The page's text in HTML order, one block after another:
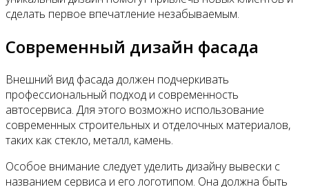
сделать первое впечатление незабываемым.
Современный дизайн фасада
Внешний вид фасада должен подчеркивать
профессиональный подход и современность
автосервиса. Для этого возможно использование
современных строительных и отделочных материалов,
таких как стекло, металл, камень.
Особое внимание следует уделить дизайну вывески с
названием сервиса и его логотипом. Она должна быть